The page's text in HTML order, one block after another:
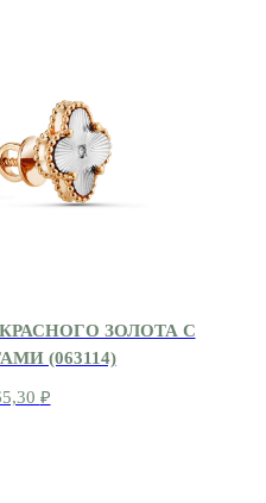
ЗОЛОТА С
(063114)
₽